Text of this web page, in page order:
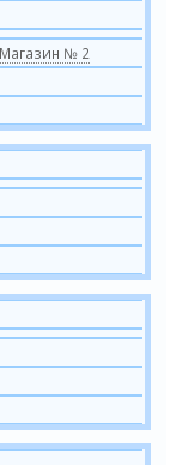
№ 2